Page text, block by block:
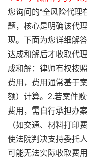
您询问的“全风险代理
题，核心是明确该代
现。下面为您详细解
达成和解后才收取代
成和解：律师有权按
费用，费用通常基于
额）计算。2.若案件
费用，需自行承担办
（如交通、材料打印
使法院判决支持委托
可能无法实际收取费